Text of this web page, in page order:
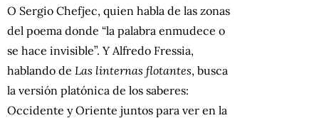
O Sergio Chefjec, quien habla de las zonas
del poema donde “la palabra enmudece o
se hace invisible”. Y Alfredo Fressia,
hablando de Las linternas flotantes, busca
la versión platónica de los saberes:
Occidente y Oriente juntos para ver en la